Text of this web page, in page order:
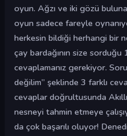
oyun. Ağzı ve iki gözü
oyun sadece fareyle
herkesin bildiği herhangi bir
çay bardağının size
cevaplamanız gerekiyor.
değilim” şeklinde 3 farklı
cevaplar doğrultusunda
nesneyi tahmin etmeye
da çok başarılı oluyor!